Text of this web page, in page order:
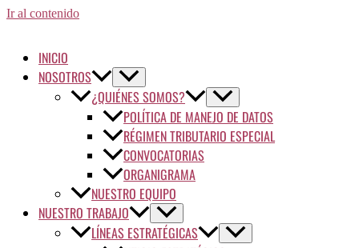
Ir al contenido
INICIO
NOSOTROS
¿QUIÉNES SOMOS?
POLÍTICA DE MANEJO DE DATOS
RÉGIMEN TRIBUTARIO ESPECIAL
CONVOCATORIAS
ORGANIGRAMA
NUESTRO EQUIPO
NUESTRO TRABAJO
LÍNEAS ESTRATÉGICAS